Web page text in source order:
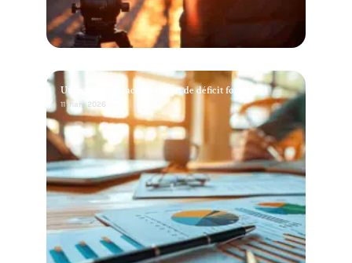
Utilisation efficace du report de déficit foncier
11 mars 2026